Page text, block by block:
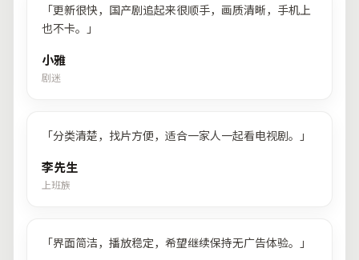
「更新很快，国产剧追起来很顺手，画质清晰，手机上
也不卡。
」
小雅
剧迷
「分类清楚，找片方便，适合一家人一起看电视剧。 」
李先生
上班族
「界面简洁，播放稳定，希望继续保持无广告体验。 」